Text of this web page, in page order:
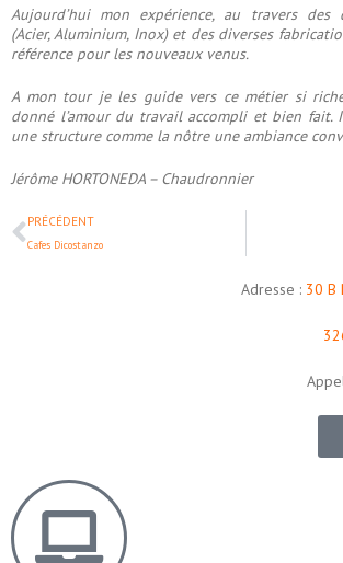
Aujourd’hui mon expérience, au travers des
(Acier, Aluminium, Inox) et des diverses
référence pour les nouveaux venus.
A mon tour je les guide vers ce métier si
donné l’amour du travail accompli et bien fait.
une structure comme la nôtre une ambiance
Jérôme HORTONEDA – Chaudronnier
PRÉCÉDENT
Cafes Dicostanzo
Adresse : 30 B